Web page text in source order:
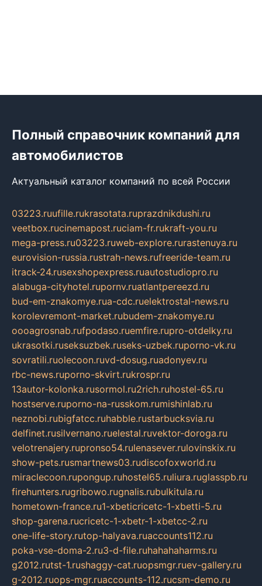
Полный справочник компаний для
автомобилистов
Актуальный каталог компаний по всей России
03223.ruufille.rukrasotata.ruprazdnikdushi.ru
veetbox.rucinemapost.ruciam-fr.rukraft-you.ru
mega-press.ru03223.ruweb-explore.rurastenuya.ru
eurovision-russia.rustrah-news.rufreeride-team.ru
itrack-24.rusexshopexpress.ruautostudiopro.ru
alabuga-cityhotel.rupornv.ruatlantpereezd.ru
bud-em-znakomye.rua-cdc.ruelektrostal-news.ru
korolevremont-market.rubudem-znakomye.ru
oooagrosnab.rufpodaso.ruemfire.rupro-otdelky.ru
ukrasotki.ruseksuzbek.ruseks-uzbek.ruporno-vk.ru
sovratili.ruolecoon.ruvd-dosug.ruadonyev.ru
rbc-news.ruporno-skvirt.rukrospr.ru
13autor-kolonka.rusormol.ru2rich.ruhostel-65.ru
hostserve.ruporno-na-russkom.rumishinlab.ru
neznobi.rubigfatcc.ruhabble.rustarbucksvia.ru
delfinet.rusilvernano.ruelestal.ruvektor-doroga.ru
velotrenajery.rupronso54.rulenasever.rulovinskix.ru
show-pets.rusmartnews03.rudiscofoxworld.ru
miraclecoon.rupongup.ruhostel65.ruliura.ruglasspb.ru
firehunters.rugribowo.rugnalis.rubulkitula.ru
hometown-france.ru1-xbeticricetc-1-xbetti-5.ru
shop-garena.rucricetc-1-xbetr-1-xbetcc-2.ru
one-life-story.rutop-halyava.ruaccounts112.ru
poka-vse-doma-2.ru3-d-file.ruhahahaharms.ru
g2012.rutst-1.rushaggy-cat.ruopsmgr.ruev-gallery.ru
g-2012.ruops-mgr.ruaccounts-112.rucsm-demo.ru